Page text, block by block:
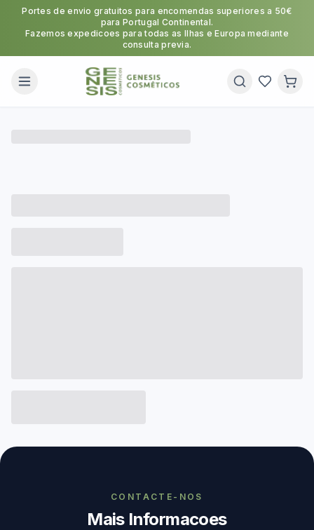
Portes de envio gratuitos para encomendas superiores a 50€
para Portugal Continental.
Fazemos expedicoes para todas as Ilhas e Europa mediante
consulta previa.
CONTACTE-NOS
Mais Informacoes